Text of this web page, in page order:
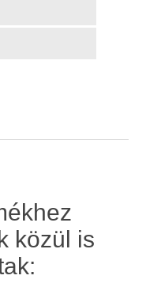
közül is